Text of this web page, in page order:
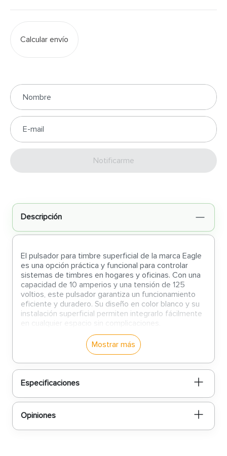
Calcular envío
Enviar
Descripción
El pulsador para timbre superficial de la marca Eagle
es una opción práctica y funcional para controlar
sistemas de timbres en hogares y oficinas. Con una
capacidad de 10 amperios y una tensión de 125
voltios, este pulsador garantiza un funcionamiento
eficiente y duradero. Su diseño en color blanco y su
instalación superficial permiten integrarlo fácilmente
en cualquier espacio sin complicaciones.
aplicaciones de timbre en circuitos eléctricos
de bajo voltaje, ofreciendo seguridad y
fiabilidad.
Diseño superficial fácil de instalar:Ideal para
superficies planas sin requerir modificaciones
Mostrar más
Especificaciones
Opiniones